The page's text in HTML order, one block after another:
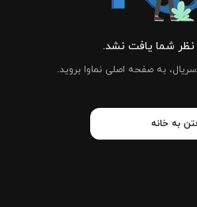
شما یافت نشد.
به صفحه اصلی نماوا بروید.
به خانه